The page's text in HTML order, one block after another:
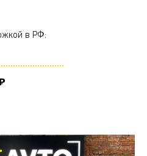
в РФ: